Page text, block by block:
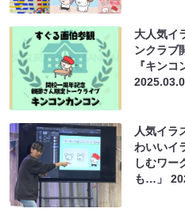
大人気イ
ンクラブ
『キン
人気イラ
わいいイ
しむワー
も…」